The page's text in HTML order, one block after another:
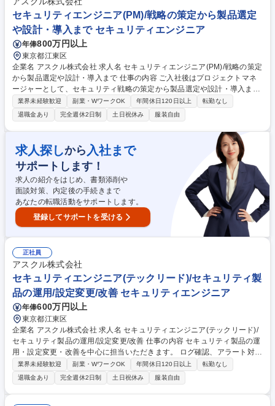
インフラの活用による業務変革や、クラウド基盤の更なる最適化・高付加
価値化を推進。 募集職種 ■日立製作所及び日立グループのIT変革をリード
するクラウドサービス企画・推進
セキュリティエンジニア(PM)/戦略の策定から製品選定
や設計・導入まで セキュリティエンジニア
年俸800万円以上
東京都江東区
企業名 アスクル株式会社 求人名 セキュリティエンジニア(PM)/戦略の策定
から製品選定や設計・導入まで 仕事の内容 ご入社後はプロジェクトマネ
ージャーとして、セキュリティ戦略の策定から製品選定や設計・導入まで
を一貫してご担当いただきます。 ＜概要＞■セキュリティ戦略・ガバナン
ス■セキュリティ基盤の実装・運用＜詳細＞全社的セキュリティガイドラ
インやKPI策定、リスク評価に基づく経営層への報告を通じ、ガバナンス
体制を確立。さらにEDR等の製品導入、AWS等のクラウドガードレール
設計、Fortigate等によるネットワーク境界防御の構築を展開。ゼロトラス
トアーキテクチャの導入推進と運用設計まで一貫して行い、組織全体のイ
ンフラとセキュリティ基盤を強化する 募集職種 セキュリティエンジニア
(PM)/戦略の策定から製品選定や設計・導入まで
業界未経験歓迎 副業・WワークOK 年間休日120日以上
転勤なし
退職金あり
完全週休2日制 土日祝休み 服装自由
求人探しから 入社まで
サポートします！
求人の紹介をはじめ、書類添削や
面談対策、内定後の手続きまで
あなたの転職活動をサポートします。
登録してサポートを受ける
正社員
アスクル株式会社
セキュリティエンジニア(テックリード)/セキュリティ製
品の運用/設定変更/改善 セキュリティエンジニア
年俸600万円以上
東京都江東区
企業名 アスクル株式会社 求人名 セキュリティエンジニア(テックリード)/
セキュリティ製品の運用/設定変更/改善 仕事の内容 セキュリティ製品の運
用・設定変更・改善を中心に担当いただきます。 ログ確認、アラート対
応、脆弱性対応、デバイス管理など、実務を通じて全社のセキュリティ水
準を高める仕事です。 ＜概要＞■セキュリティ運用■デバイスセキュリテ
ィ■運用改善 ＜詳細＞EDR・メール・ID等のセキュリティ製品運用やイン
シデント一次対応を担当。Intune/JamfによるPC・端末のポリシー・パッ
業界未経験歓迎 副業・WワークOK 年間休日120日以上
転勤なし
退職金あり
完全週休2日制 土日祝休み 服装自由